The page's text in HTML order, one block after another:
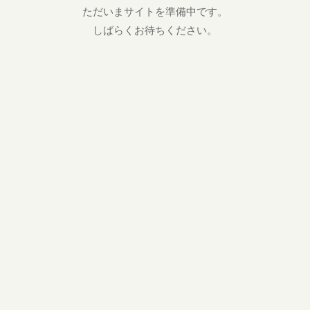
ただいまサイトを準備中です。
しばらくお待ちください。